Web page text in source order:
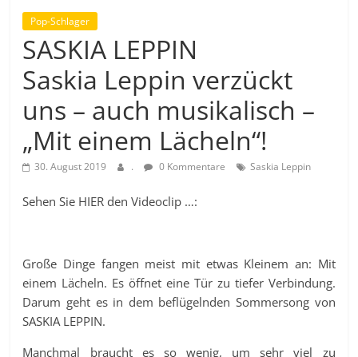
Pop-Schlager
SASKIA LEPPIN
Saskia Leppin verzückt
uns – auch musikalisch –
„Mit einem Lächeln“!
30. August 2019 . 0 Kommentare Saskia Leppin
Sehen Sie HIER den Videoclip …:
Große Dinge fangen meist mit etwas Kleinem an: Mit
einem Lächeln. Es öffnet eine Tür zu tiefer Verbindung.
Darum geht es in dem beflügelnden Sommersong von
SASKIA LEPPIN.
Manchmal braucht es so wenig, um sehr viel zu